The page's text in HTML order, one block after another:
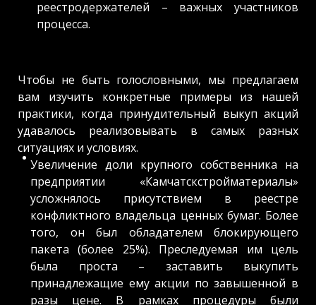
реестродержателей – важных участников
процесса.
Чтобы не быть голословными, мы предлагаем
вам изучить конкретные примеры из нашей
практики, когда принудительный выкуп акций
удавалось реализовывать в самых разных
ситуациях и условиях.
Увеличение доли крупного собственника на
предприятии «Камчатскстройматериалы»
усложнялось присутствием в реестре
конфликтного владельца ценных бумаг. Более
того, он был обладателем блокирующего
пакета (более 25%). Преследуемая им цель
была проста – заставить выкупить
принадлежащие ему акции по завышенной в
разы цене. В рамках процедуры были